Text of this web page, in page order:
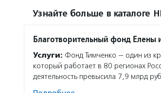
Узнайте больше в каталоге
Благотворительный фонд Елены
Услуги: Фонд Тимченко — один из
который работает в 80 регионах
деятельность превысила 7,9 млрд